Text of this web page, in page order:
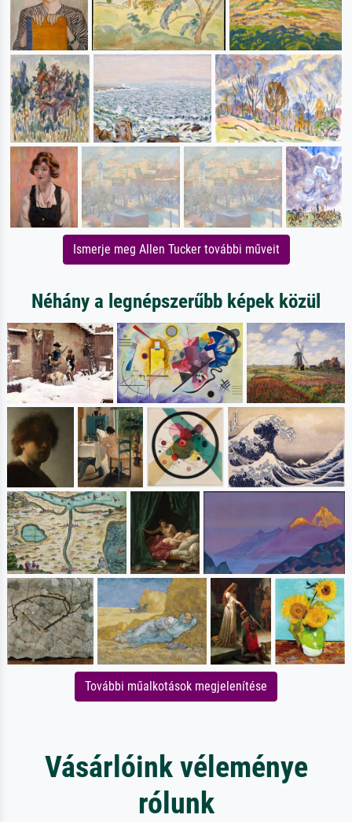
Ismerje meg Allen Tucker további műveit
Néhány a legnépszerűbb képek közül
További műalkotások megjelenítése
Vásárlóink véleménye
rólunk